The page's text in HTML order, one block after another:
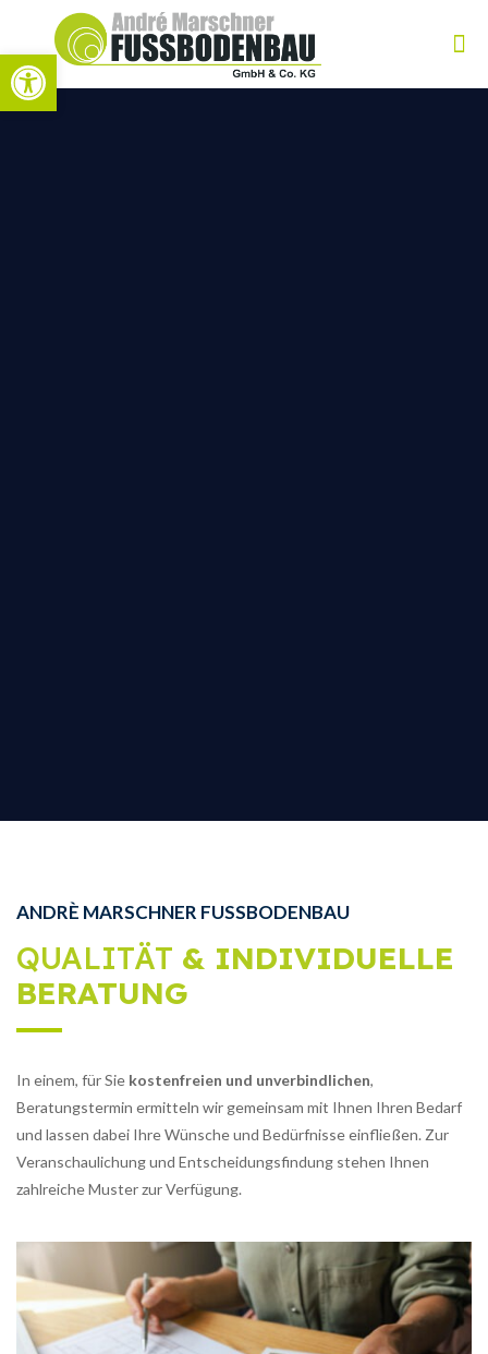
Open toolbar
ANDRÈ MARSCHNER FUSSBODENBAU
QUALITÄT & INDIVIDUELLE
BERATUNG
In einem, für Sie kostenfreien und unverbindlichen,
Beratungstermin ermitteln wir gemeinsam mit Ihnen Ihren Bedarf
und lassen dabei Ihre Wünsche und Bedürfnisse einfließen. Zur
Veranschaulichung und Entscheidungsfindung stehen Ihnen
zahlreiche Muster zur Verfügung.